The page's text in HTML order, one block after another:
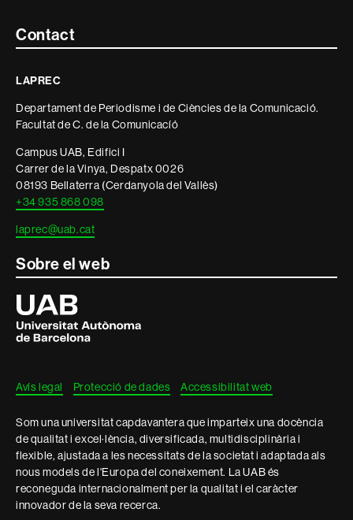
Contacte
informació
legal
Contact
LAPREC
Departament de Periodisme i de Ciències de la Comunicació.
Facultat de C. de la Comunicacíó
Campus UAB, Edifici I
Carrer de la Vinya, Despatx 0026
08193 Bellaterra (Cerdanyola del Vallès)
+34 935 868 098
laprec@uab.cat
Sobre el web
Universitat
Autònoma
de
Barcelona
Avís legal Protecció de dades Accessibilitat web
Som una universitat capdavantera que imparteix una docència
de qualitat i excel·lència, diversificada, multidisciplinària i
flexible, ajustada a les necessitats de la societat i adaptada als
nous models de l'Europa del coneixement. La UAB és
reconeguda internacionalment per la qualitat i el caràcter
innovador de la seva recerca.